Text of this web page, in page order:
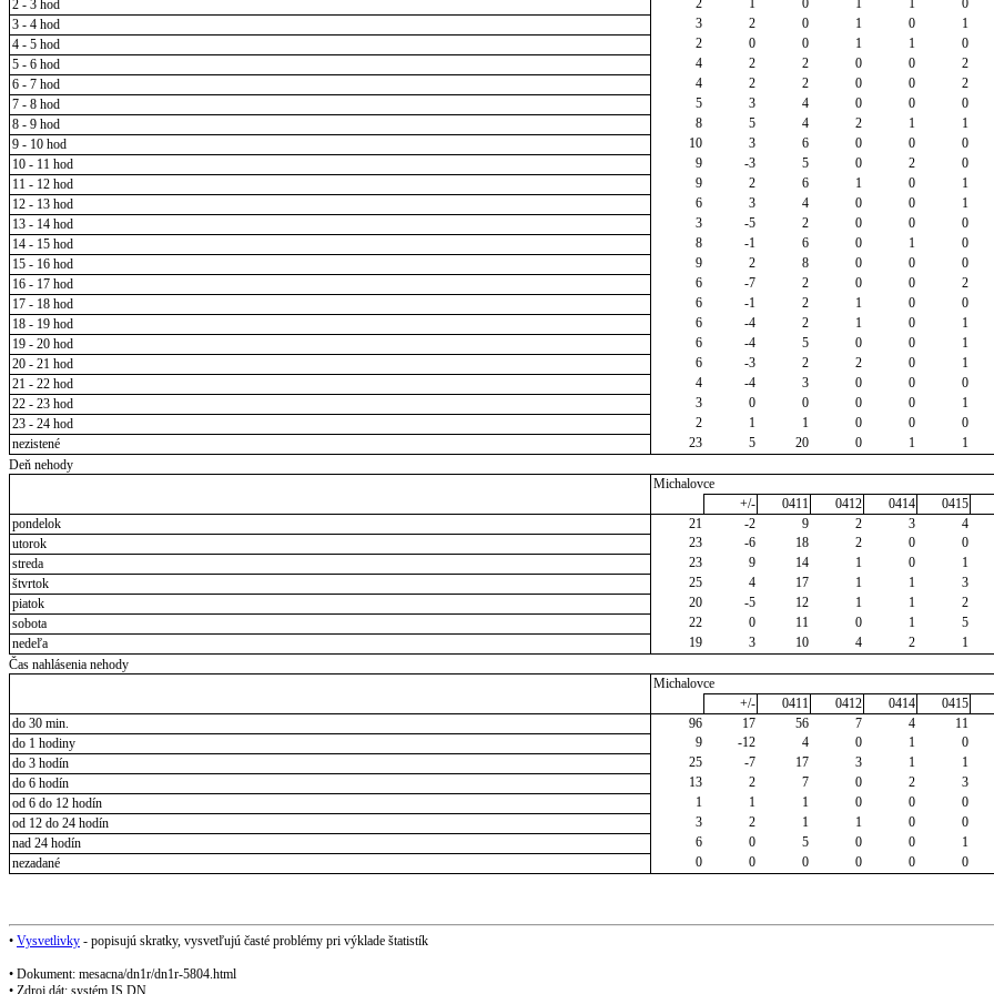
2 - 3 hod
2 1 0 1 1 0
3 - 4 hod
3 2 0 1 0 1
4 - 5 hod
2 0 0 1 1 0
5 - 6 hod
4 2 2 0 0 2
6 - 7 hod
4 2 2 0 0 2
7 - 8 hod
5 3 4 0 0 0
8 - 9 hod
8 5 4 2 1 1
9 - 10 hod
10 3 6 0 0 0
10 - 11 hod
9 -3 5 0 2 0
11 - 12 hod
9 2 6 1 0 1
12 - 13 hod
6 3 4 0 0 1
13 - 14 hod
3 -5 2 0 0 0
14 - 15 hod
8 -1 6 0 1 0
15 - 16 hod
9 2 8 0 0 0
16 - 17 hod
6 -7 2 0 0 2
17 - 18 hod
6 -1 2 1 0 0
18 - 19 hod
6 -4 2 1 0 1
19 - 20 hod
6 -4 5 0 0 1
20 - 21 hod
6 -3 2 2 0 1
21 - 22 hod
4 -4 3 0 0 0
22 - 23 hod
3 0 0 0 0 1
23 - 24 hod
2 1 1 0 0 0
nezistené
23 5 20 0 1 1
Deň nehody
Michalovce
+/-
0411 0412 0414 0415
pondelok
21 -2 9 2 3 4
utorok
23 -6 18 2 0 0
streda
23 9 14 1 0 1
štvrtok
25 4 17 1 1 3
piatok
20 -5 12 1 1 2
sobota
22 0 11 0 1 5
nedeľa
19 3 10 4 2 1
Čas nahlásenia nehody
Michalovce
+/-
0411 0412 0414 0415
do 30 min.
96 17 56 7 4 11
do 1 hodiny
9 -12 4 0 1 0
do 3 hodín
25 -7 17 3 1 1
do 6 hodín
13 2 7 0 2 3
od 6 do 12 hodín
1 1 1 0 0 0
od 12 do 24 hodín
3 2 1 1 0 0
nad 24 hodín
6 0 5 0 0 1
nezadané
0 0 0 0 0 0
• Vysvetlivky - popisujú skratky, vysvetľujú časté problémy pri výklade štatistík
• Dokument: mesacna/dn1r/dn1r-5804.html
• Zdroj dát: systém IS DN